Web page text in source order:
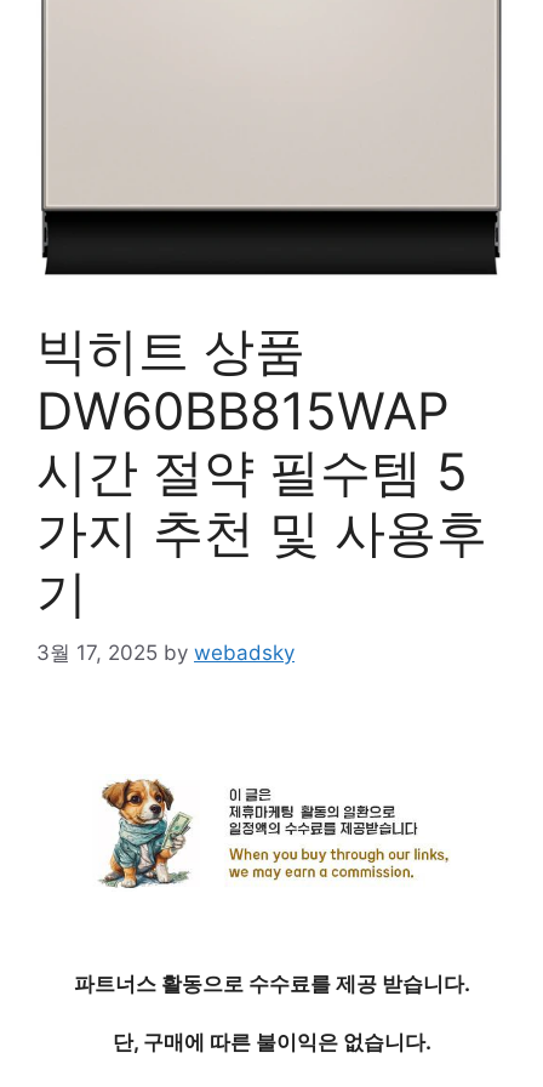
빅히트 상품
DW60BB815WAP
시간 절약 필수템 5
가지 추천 및 사용후
기
3월 17, 2025 by webadsky
파트너스 활동으로 수수료를 제공 받습니다.
단, 구매에 따른 불이익은 없습니다.